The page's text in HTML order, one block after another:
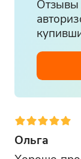
Или
Отзывы
Ольга